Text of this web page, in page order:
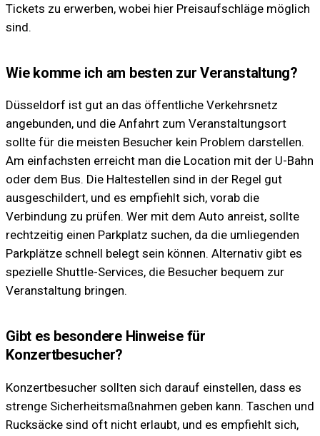
Tickets zu erwerben, wobei hier Preisaufschläge möglich
sind.
Wie komme ich am besten zur Veranstaltung?
Düsseldorf ist gut an das öffentliche Verkehrsnetz
angebunden, und die Anfahrt zum Veranstaltungsort
sollte für die meisten Besucher kein Problem darstellen.
Am einfachsten erreicht man die Location mit der U-Bahn
oder dem Bus. Die Haltestellen sind in der Regel gut
ausgeschildert, und es empfiehlt sich, vorab die
Verbindung zu prüfen. Wer mit dem Auto anreist, sollte
rechtzeitig einen Parkplatz suchen, da die umliegenden
Parkplätze schnell belegt sein können. Alternativ gibt es
spezielle Shuttle-Services, die Besucher bequem zur
Veranstaltung bringen.
Gibt es besondere Hinweise für
Konzertbesucher?
Konzertbesucher sollten sich darauf einstellen, dass es
strenge Sicherheitsmaßnahmen geben kann. Taschen und
Rucksäcke sind oft nicht erlaubt, und es empfiehlt sich,